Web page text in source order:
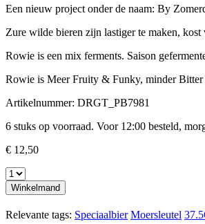
Een nieuw project onder de naam: By
Zure wilde bieren zijn lastiger te maken,
Rowie is een mix ferments. Saison
Rowie is Meer Fruity & Funky, minder Bitter
Artikelnummer: DRGT_PB7981
6 stuks op voorraad. Voor 12:00 besteld,
€ 12,50
Winkelmand
Relevante tags: Speciaalbier Moersleutel